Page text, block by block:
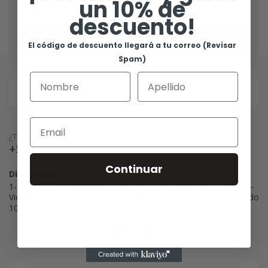
Suscribirse
¿Tienes alguna duda? ¡Llámanos!
+56 9 57716288
Direcciones:
1- Placer 694, Santiago / 2- Saturnino Epulef 1117, Villarrica / 3-
Vicente Reyes 666, Villarrica / Lunes-Viernes 9:00-19:00 y Sábado
10:00-16:00
un 10% de
descuento!
El código de descuento llegará a tu correo (Revisar
Spam)
Continuar